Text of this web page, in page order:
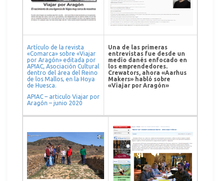
Artículo de la revista
«Comarca» sobre «Viajar
por Aragón» editada por
APIAC, Asociación Cultural
dentro del área del Reino
de los Mallos, en la Hoya
de Huesca.
APIAC – articulo Viajar por
Aragón – junio 2020
Una de las primeras
entrevistas fue desde un
medio danés enfocado en
los emprendedores.
Crewators, ahora «Aarhus
Makers» habló sobre
«Viajar por Aragón»